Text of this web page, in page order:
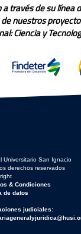
través de su línea
nuestros
Ciencia y
Universitario San Ignacio
derechos reservados
& Condiciones
de datos
judiciales: